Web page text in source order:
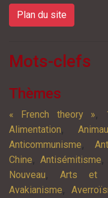
Plan du site
Mots-clefs
Thèmes
« French theory »,
Alimentation,
Anticommunisme,
Chine, Antisémitisme
Nouveau,Arts et
Avakianisme,